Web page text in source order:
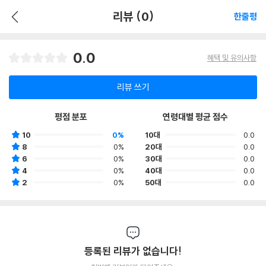
리뷰 (0) 한줄평
0.0 혜택 및 유의사항
리뷰 쓰기
평점 분포
10
0%
8
0%
6
0%
4
0%
2
0%
연령대별 평균 점수
10대
0.0
20대
0.0
30대
0.0
40대
0.0
50대
0.0
등록된 리뷰가 없습니다!